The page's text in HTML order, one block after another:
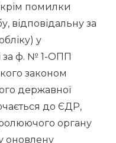
помилки
відповідальну за
у
за ф. № 1-ОПП
законом
державної
до ЄДР,
органу
оновлену